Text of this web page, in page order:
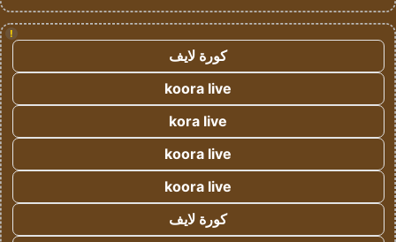
!
كورة لايف
koora live
kora live
koora live
koora live
كورة لايف